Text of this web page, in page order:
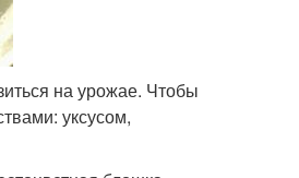
на урожае. Чтобы
уксусом,